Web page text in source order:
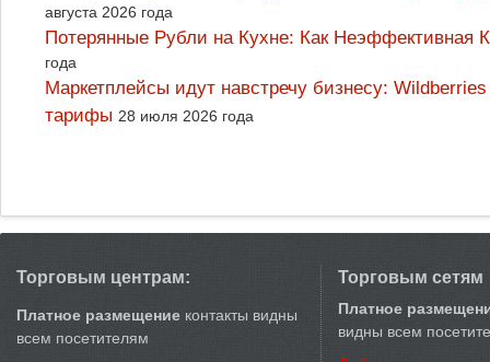
августа 2026 года
Потерянные Рубли на Кухне: Как
года
Маркетплейсы идут навстречу бизнесу:
тарифы 28 июля 2026 года
Торговым центрам:
Платное размещение контакты видны
всем посетителям
Торговым сетям
Платное
видны всем